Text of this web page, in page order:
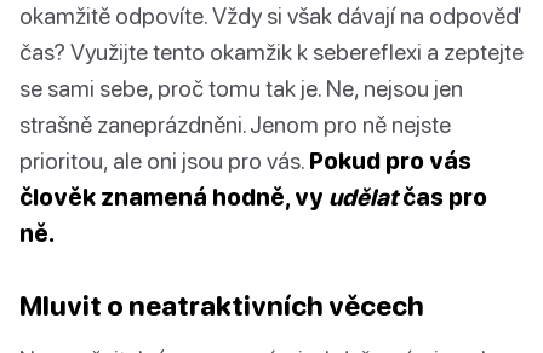
okamžitě odpovíte. Vždy si však dávají na odpověď
čas? Využijte tento okamžik k sebereflexi a zeptejte
se sami sebe, proč tomu tak je. Ne, nejsou jen
strašně zaneprázdněni. Jenom pro ně nejste
prioritou, ale oni jsou pro vás. Pokud pro vás
člověk znamená hodně, vy udělatčas pro
ně.
Mluvit o neatraktivních věcech